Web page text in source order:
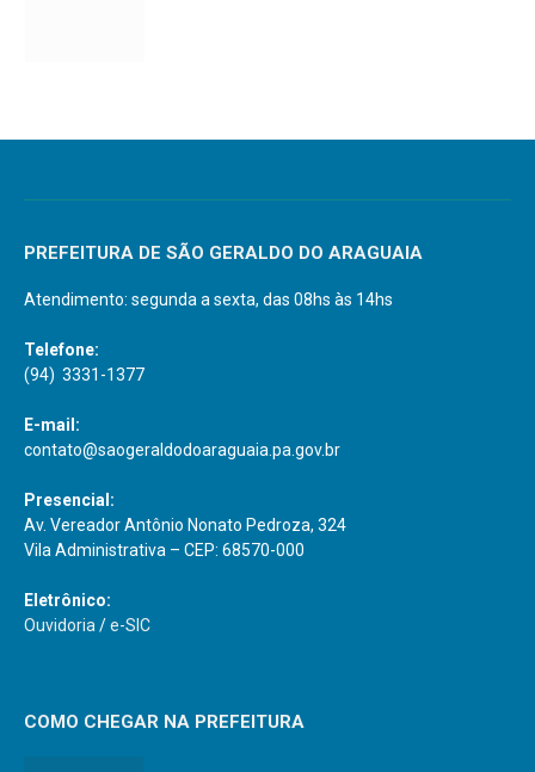
PREFEITURA DE SÃO GERALDO DO ARAGUAIA
Atendimento: segunda a sexta, das 08hs às 14hs
Telefone:
(94) 3331-1377
E-mail:
contato@saogeraldodoaraguaia.pa.gov.br
Presencial:
Av. Vereador Antônio Nonato Pedroza, 324
Vila Administrativa – CEP: 68570-000
Eletrônico:
Ouvidoria /e-SIC
COMO CHEGAR NA PREFEITURA